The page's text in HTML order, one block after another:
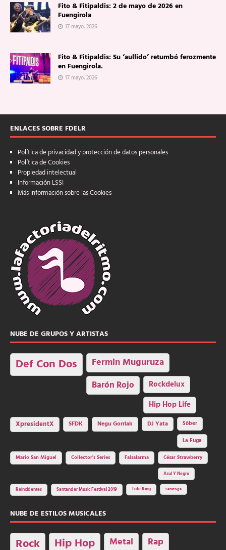
Fito & Fitipaldis: 2 de mayo de 2026 en
Fuengirola
17 mayo, 2026
Fito & Fitipaldis: Su ‘aullido’ retumbó ferozmente
en Fuengirola.
17 mayo, 2026
ENLACES SOBRE FDELR
Política de privacidad y protección de datos personales
Política de Cookies
Propiedad intelectual
Información LSSI
Más información sobre las Cookies
NUBE DE GRUPOS Y ARTISTAS
Def Con Dos Fermin Muguruza
Barón Rojo Rockdelux
Hip Hop Life
XpresidentX SFDK Negu Gorriak DJ Yata
Sôber
La Fuga
Mario San Miguel
Collector's Series Falsalarma César Strawberry
Azul Y Negro
Reincidentes Santander Music Festival 2019 Tote King Saratoga
NUBE DE ESTILOS MUSICALES
Rock Hip Hop Metal Rap